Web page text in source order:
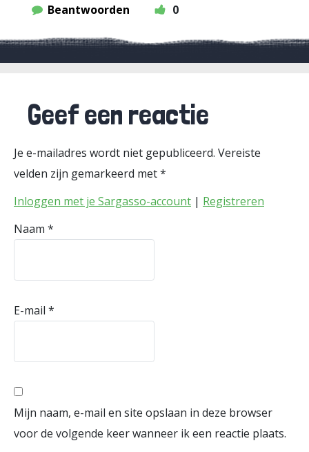
Beantwoorden 0
Geef een reactie
Je e-mailadres wordt niet gepubliceerd. Vereiste
velden zijn gemarkeerd met*
Inloggen met je Sargasso-account | Registreren
Naam *
E-mail *
Mijn naam, e-mail en site opslaan in deze browser
voor de volgende keer wanneer ik een reactie plaats.